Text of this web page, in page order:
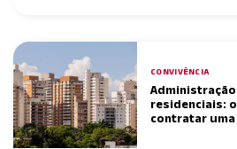
CONVIVÊNCIA
residenciais:
contratar